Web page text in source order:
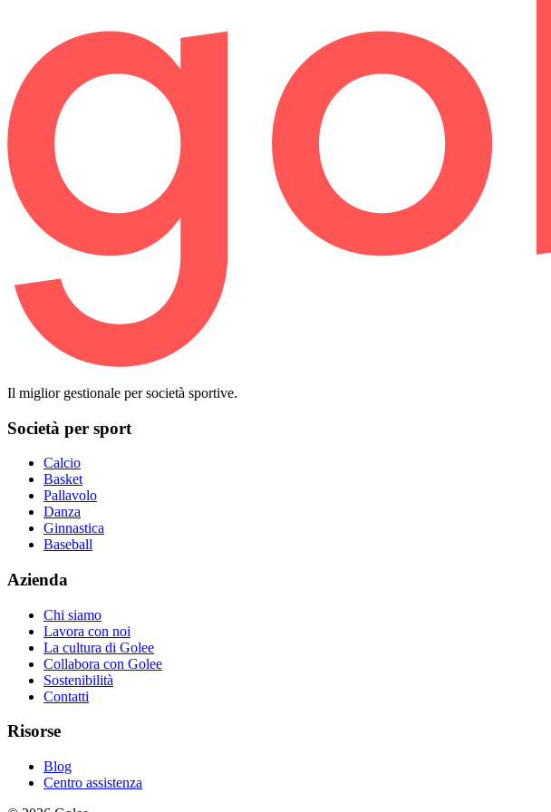
Il miglior gestionale per società sportive.
Società per sport
Calcio
Basket
Pallavolo
Danza
Ginnastica
Baseball
Azienda
Chi siamo
Lavora con noi
La cultura di Golee
Collabora con Golee
Sostenibilità
Contatti
Risorse
Blog
Centro assistenza